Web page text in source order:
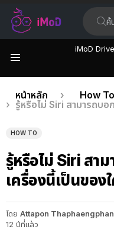
iMoD Drive
เรื่อง
ล่าสุด
คุณอยู่ที่นี่:
หน้าหลัก
How To
รู้หรือไม่ Siri สามารถบอ
HOW TO
รู้หรือไม่ Siri สา
เครื่องนี้เป็นของ
โดย Attapon Thaphaengphan
12 ปีที่แล้ว